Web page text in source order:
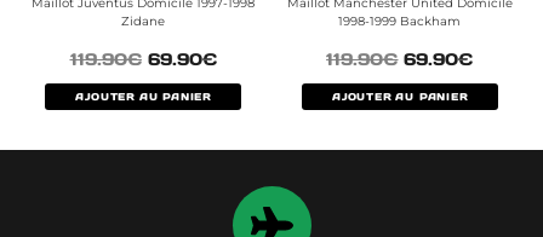
Maillot Juventus Domicile 1997-1998
Zidane
119.90€ 69.90€
AJOUTER AU PANIER
Maillot Manchester United Domicile
1998-1999 Backham
119.90€ 69.90€
AJOUTER AU PANIER